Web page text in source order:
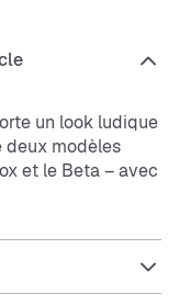
un look ludique
deux modèles
et le Beta – avec
Elle
Campus
correspondent